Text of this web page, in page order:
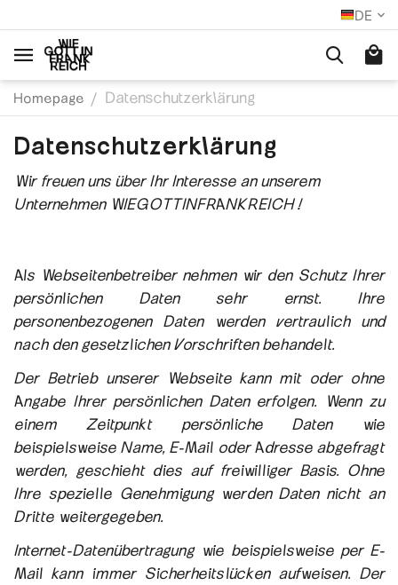
DE
Homepage / Datenschutzerklärung
Datenschutzerklärung
Wir freuen uns über Ihr Interesse an unserem
Unternehmen WIEGOTTINFRANKREICH !
Als Webseitenbetreiber nehmen wir den Schutz Ihrer
persönlichen Daten sehr ernst. Ihre
personenbezogenen Daten werden vertraulich und
nach den gesetzlichen Vorschriften behandelt.
Der Betrieb unserer Webseite kann mit oder ohne
Angabe Ihrer persönlichen Daten erfolgen. Wenn zu
einem Zeitpunkt persönliche Daten wie
beispielsweise Name, E-Mail oder Adresse abgefragt
werden, geschieht dies auf freiwilliger Basis. Ohne
Ihre spezielle Genehmigung werden Daten nicht an
Dritte weitergegeben.
Internet-Datenübertragung wie beispielsweise per E-
Mail kann immer Sicherheitslücken aufweisen. Der